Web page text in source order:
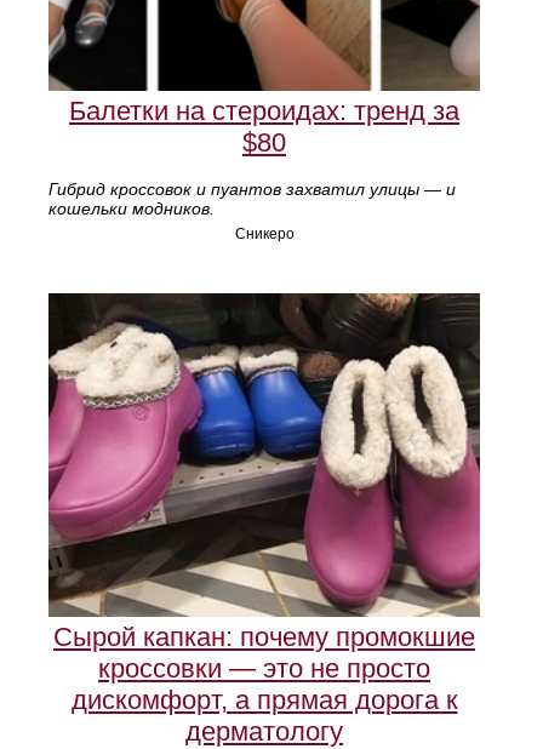
Балетки на стероидах: тренд за
$80
Гибрид кроссовок и пуантов захватил улицы — и
кошельки модников.
Сникеро
Сырой капкан: почему промокшие
кроссовки — это не просто
дискомфорт, а прямая дорога к
дерматологу